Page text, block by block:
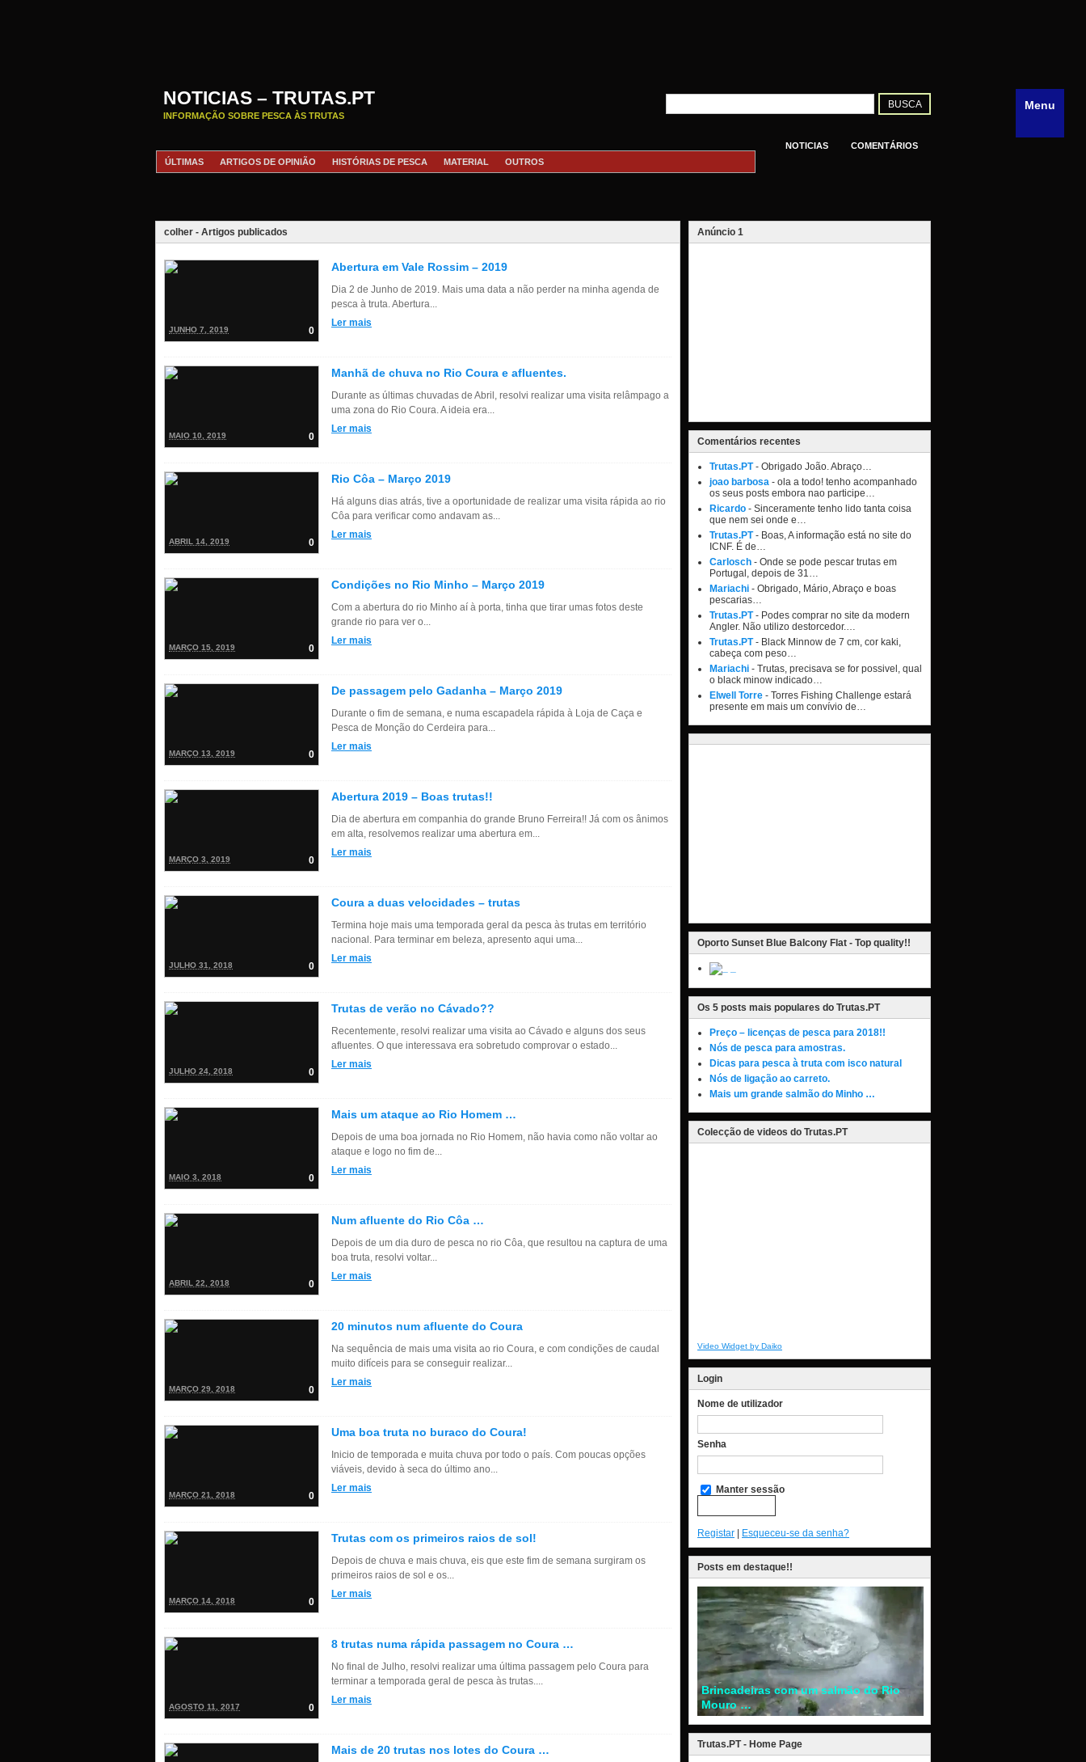
NOTICIAS – TRUTAS.PT
INFORMAÇÃO SOBRE PESCA ÀS TRUTAS
NOTICIAS
COMENTÁRIOS
ÚLTIMAS
ARTIGOS DE OPINIÃO HISTÓRIAS DE PESCA MATERIAL OUTROS
colher - Artigos publicados
0
JUNHO 7, 2019
Abertura em Vale Rossim – 2019
Dia 2 de Junho de 2019. Mais uma data a não perder na minha agenda de
pesca à truta. Abertura...
Ler mais
0
MAIO 10, 2019
Manhã de chuva no Rio Coura e afluentes.
Durante as últimas chuvadas de Abril, resolvi realizar uma visita relâmpago a
uma zona do Rio Coura. A ideia era...
Ler mais
0
ABRIL 14, 2019
Rio Côa – Março 2019
Há alguns dias atrás, tive a oportunidade de realizar uma visita rápida ao rio
Côa para verificar como andavam as...
Ler mais
0
MARÇO 15, 2019
Condições no Rio Minho – Março 2019
Com a abertura do rio Minho aí à porta, tinha que tirar umas fotos deste
grande rio para ver o...
Ler mais
0
MARÇO 13, 2019
De passagem pelo Gadanha – Março 2019
Durante o fim de semana, e numa escapadela rápida à Loja de Caça e
Pesca de Monção do Cerdeira para...
Ler mais
0
MARÇO 3, 2019
Abertura 2019 – Boas trutas!!
Dia de abertura em companhia do grande Bruno Ferreira!! Já com os ânimos
em alta, resolvemos realizar uma abertura em...
Ler mais
0
JULHO 31, 2018
Coura a duas velocidades – trutas
Termina hoje mais uma temporada geral da pesca às trutas em território
nacional. Para terminar em beleza, apresento aqui uma...
Ler mais
0
JULHO 24, 2018
Trutas de verão no Cávado??
Recentemente, resolvi realizar uma visita ao Cávado e alguns dos seus
afluentes. O que interessava era sobretudo comprovar o estado...
Ler mais
0
MAIO 3, 2018
Mais um ataque ao Rio Homem …
Depois de uma boa jornada no Rio Homem, não havia como não voltar ao
ataque e logo no fim de...
Ler mais
0
ABRIL 22, 2018
Num afluente do Rio Côa …
Depois de um dia duro de pesca no rio Côa, que resultou na captura de uma
boa truta, resolvi voltar...
Ler mais
0
MARÇO 29, 2018
20 minutos num afluente do Coura
Na sequência de mais uma visita ao rio Coura, e com condições de caudal
muito difíceis para se conseguir realizar...
Ler mais
0
MARÇO 21, 2018
Uma boa truta no buraco do Coura!
Inicio de temporada e muita chuva por todo o país. Com poucas opções
viáveis, devido à seca do último ano...
Ler mais
0
MARÇO 14, 2018
Trutas com os primeiros raios de sol!
Depois de chuva e mais chuva, eis que este fim de semana surgiram os
primeiros raios de sol e os...
Ler mais
0
AGOSTO 11, 2017
8 trutas numa rápida passagem no Coura …
No final de Julho, resolvi realizar uma última passagem pelo Coura para
terminar a temporada geral de pesca às trutas....
Ler mais
Mais de 20 trutas nos lotes do Coura …
Anúncio 1
Comentários recentes
Trutas.PT- Obrigado João. Abraço…
joao barbosa - ola a todo! tenho acompanhado
os seus posts embora nao participe…
Ricardo - Sinceramente tenho lido tanta coisa
que nem sei onde e…
Trutas.PT- Boas, A informação está no site do
ICNF. É de…
Carlosch - Onde se pode pescar trutas em
Portugal, depois de 31…
Mariachi - Obrigado, Mário, Abraço e boas
pescarias…
Trutas.PT- Podes comprar no site da modern
Angler. Não utilizo destorcedor.…
Trutas.PT- Black Minnow de 7 cm, cor kaki,
cabeça com peso…
Mariachi - Trutas, precisava se for possivel, qual
o black minow indicado…
Elwell Torre - Torres Fishing Challenge estará
presente em mais um convívio de…
Oporto Sunset Blue Balcony Flat - Top quality!!
Os 5 posts mais populares do Trutas.PT
Preço – licenças de pesca para 2018!!
Nós de pesca para amostras.
Dicas para pesca à truta com isco natural
Nós de ligação ao carreto.
Mais um grande salmão do Minho …
Colecção de videos do Trutas.PT
Video Widget by Daiko
Login
Nome de utilizador
Senha
Manter sessão
Registar | Esqueceu-se da senha?
Posts em destaque!!
Brincadeiras com um salmão do Rio
Mouro …
Trutas.PT - Home Page
Menu